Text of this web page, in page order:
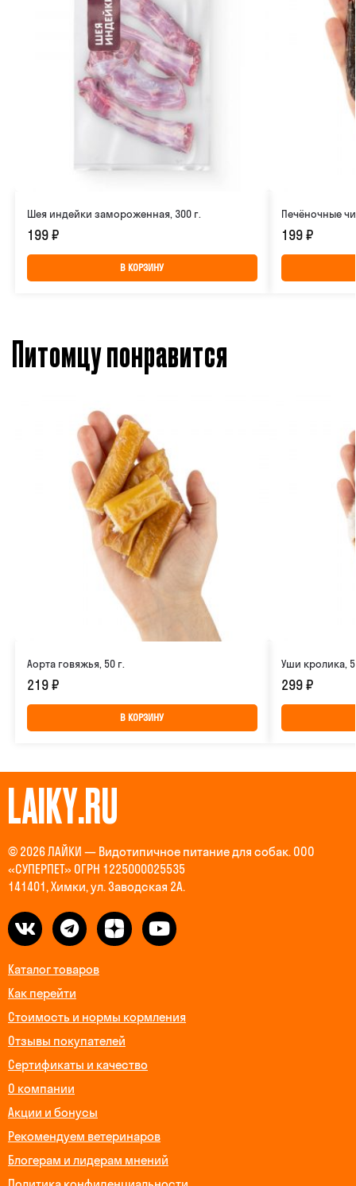
Шея индейки замороженная, 300 г.
199₽
В КОРЗИНУ
Печёночные
199₽
Питомцу понравится
Аорта говяжья, 50 г.
219₽
В КОРЗИНУ
Уши кролика,
299₽
LAIKY.RU
© 2026 ЛАЙКИ — Видотипичное питание для собак. ООО
«СУПЕРПЕТ» ОГРН 1225000025535
141401, Химки, ул. Заводская 2А.
Каталог товаров
Как перейти
Стоимость и нормы кормления
Отзывы покупателей
Сертификаты и качество
О компании
Акции и бонусы
Рекомендуем ветеринаров
Блогерам и лидерам мнений